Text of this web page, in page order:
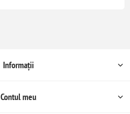
Informații
Contul meu